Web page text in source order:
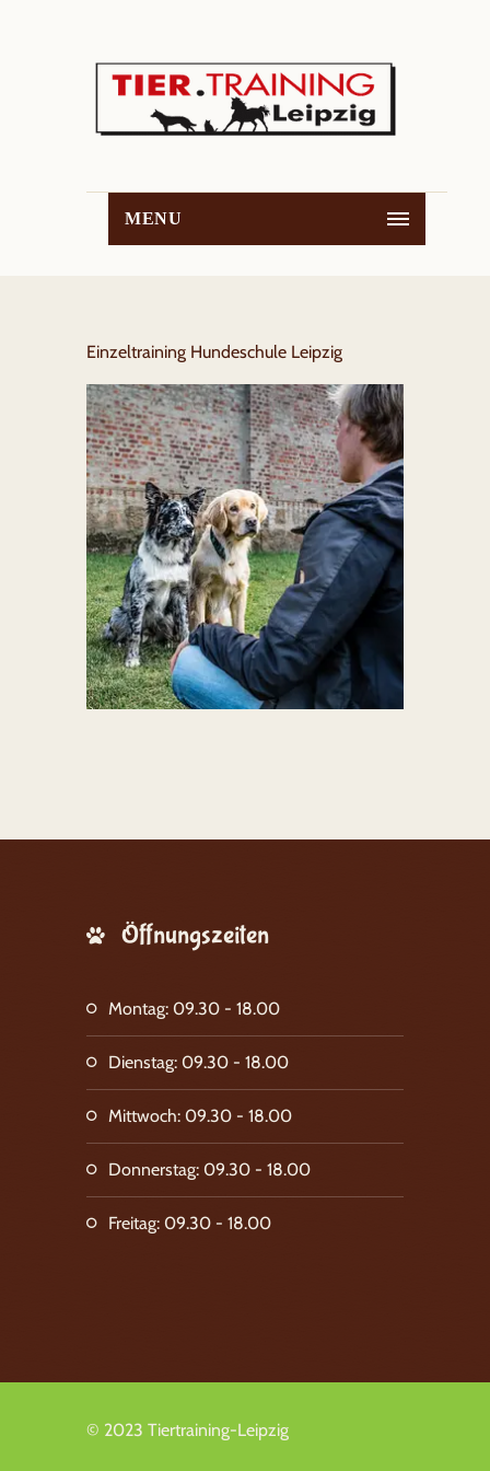
MENU
Einzeltraining Hundeschule Leipzig
Öffnungszeiten
Montag: 09.30 - 18.00
Dienstag: 09.30 - 18.00
Mittwoch: 09.30 - 18.00
Donnerstag: 09.30 - 18.00
Freitag: 09.30 - 18.00
© 2023 Tiertraining-Leipzig